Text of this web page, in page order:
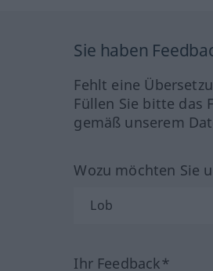
Sie haben
Fehlt eine
Füllen Sie bitte das
gemäß unserem
Wozu möchten Sie
Ihr Feedback*